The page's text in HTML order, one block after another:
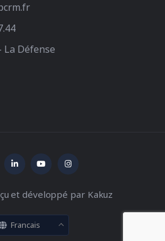
La Défense
et développé par Kakuz
Francais